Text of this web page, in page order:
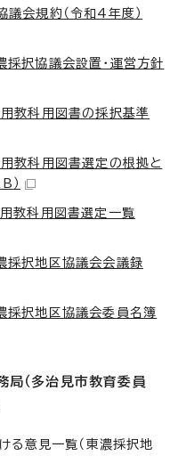
会規約（令和4年度）
択協議会設置・運営方針
教科用図書の採択基準
教科用図書選定の根拠と
）
教科用図書選定一覧
択地区協議会会議録
択地区協議会委員名簿
局（多治見市教育委員
意見一覧（東濃採択地